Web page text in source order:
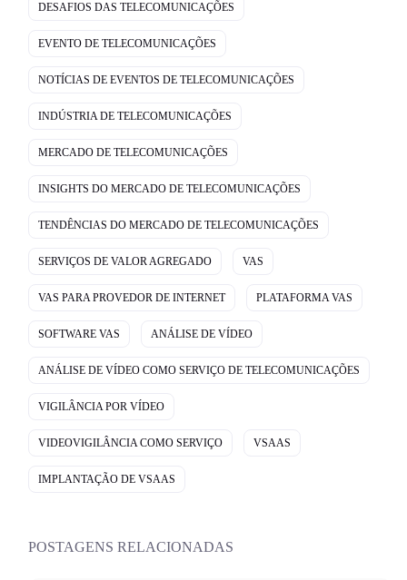
DESAFIOS DAS TELECOMUNICAÇÕES
EVENTO DE TELECOMUNICAÇÕES
NOTÍCIAS DE EVENTOS DE TELECOMUNICAÇÕES
INDÚSTRIA DE TELECOMUNICAÇÕES
MERCADO DE TELECOMUNICAÇÕES
INSIGHTS DO MERCADO DE TELECOMUNICAÇÕES
TENDÊNCIAS DO MERCADO DE TELECOMUNICAÇÕES
SERVIÇOS DE VALOR AGREGADO VAS
VAS PARA PROVEDOR DE INTERNET PLATAFORMA VAS
SOFTWARE VAS ANÁLISE DE VÍDEO
ANÁLISE DE VÍDEO COMO SERVIÇO DE TELECOMUNICAÇÕES
VIGILÂNCIA POR VÍDEO
VIDEOVIGILÂNCIA COMO SERVIÇO VSAAS
IMPLANTAÇÃO DE VSAAS
POSTAGENS RELACIONADAS